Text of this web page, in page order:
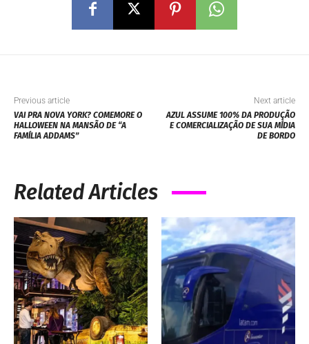
Previous article
VAI PRA NOVA YORK? COMEMORE O
HALLOWEEN NA MANSÃO DE “A
FAMÍLIA ADDAMS”
Next article
AZUL ASSUME 100% DA PRODUÇÃO
E COMERCIALIZAÇÃO DE SUA MÍDIA
DE BORDO
Related Articles